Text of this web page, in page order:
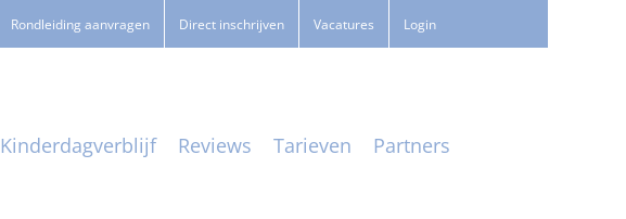
Rondleiding aanvragen Direct inschrijven Vacatures Login
Kinderdagverblijf Reviews Tarieven Partners